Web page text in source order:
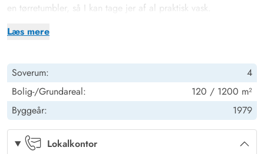
Læs mere
en tørretumbler, så I kan tage jer af al praktisk vask.
Sommerhuset hjerterum er helt sikkert den hyggelige stue, der
er åbent til kip og godt lysindfald fra ovenlys vindue og
terrasseparti. Den tidligere alkove i stuen er nu en hyggelig
krog, perfekt til en afslappende dag med en bog foran
brændeovnen. I sommerhuset er der også gratis trådløst
internet, der sikrer at I altid kan følge med online om hvad der
Soverum:
4
Bolig-/Grundareal:
120 / 1200 m²
Byggeår:
1979
Lokalkontor